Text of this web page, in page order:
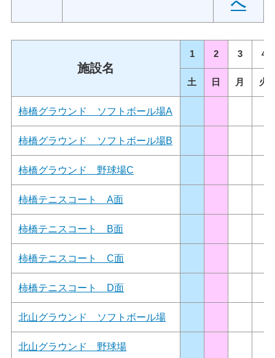
へ
施設名
1 2 3 4
土 日 月 火
柿橋グラウンド ソフトボール場A
柿橋グラウンド ソフトボール場B
柿橋グラウンド 野球場C
柿橋テニスコート A面
柿橋テニスコート B面
柿橋テニスコート C面
柿橋テニスコート D面
北山グラウンド ソフトボール場
北山グラウンド 野球場